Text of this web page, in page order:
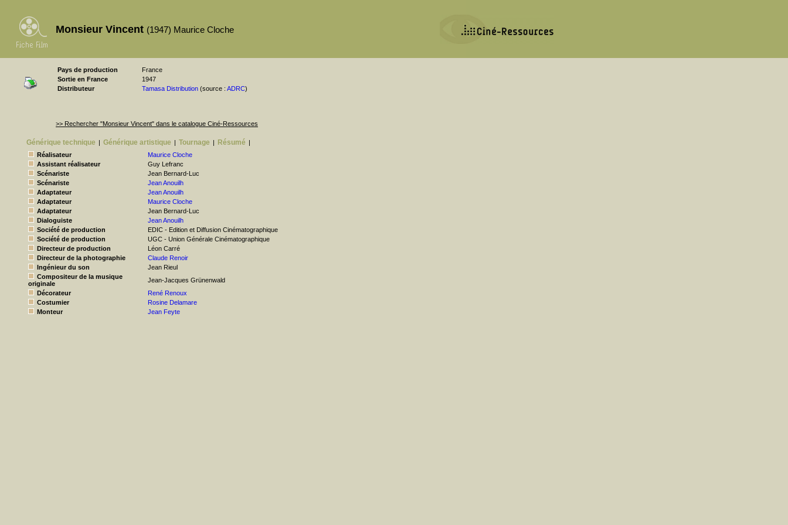
Monsieur Vincent (1947) Maurice Cloche
Pays de production
France
Sortie en France
1947
Distributeur
Tamasa Distribution (source : ADRC)
>> Rechercher "Monsieur Vincent" dans le catalogue Ciné-Ressources
Générique technique | Générique artistique | Tournage | Résumé |
Réalisateur
Maurice Cloche
Assistant réalisateur
Guy Lefranc
Scénariste
Jean Bernard-Luc
Scénariste
Jean Anouilh
Adaptateur
Jean Anouilh
Adaptateur
Maurice Cloche
Adaptateur
Jean Bernard-Luc
Dialoguiste
Jean Anouilh
Société de production
EDIC - Edition et Diffusion Cinématographique
Société de production
UGC - Union Générale Cinématographique
Directeur de production
Léon Carré
Directeur de la photographie
Claude Renoir
Ingénieur du son
Jean Rieul
Compositeur de la musique
originale
Jean-Jacques Grünenwald
Décorateur
René Renoux
Costumier
Rosine Delamare
Monteur
Jean Feyte